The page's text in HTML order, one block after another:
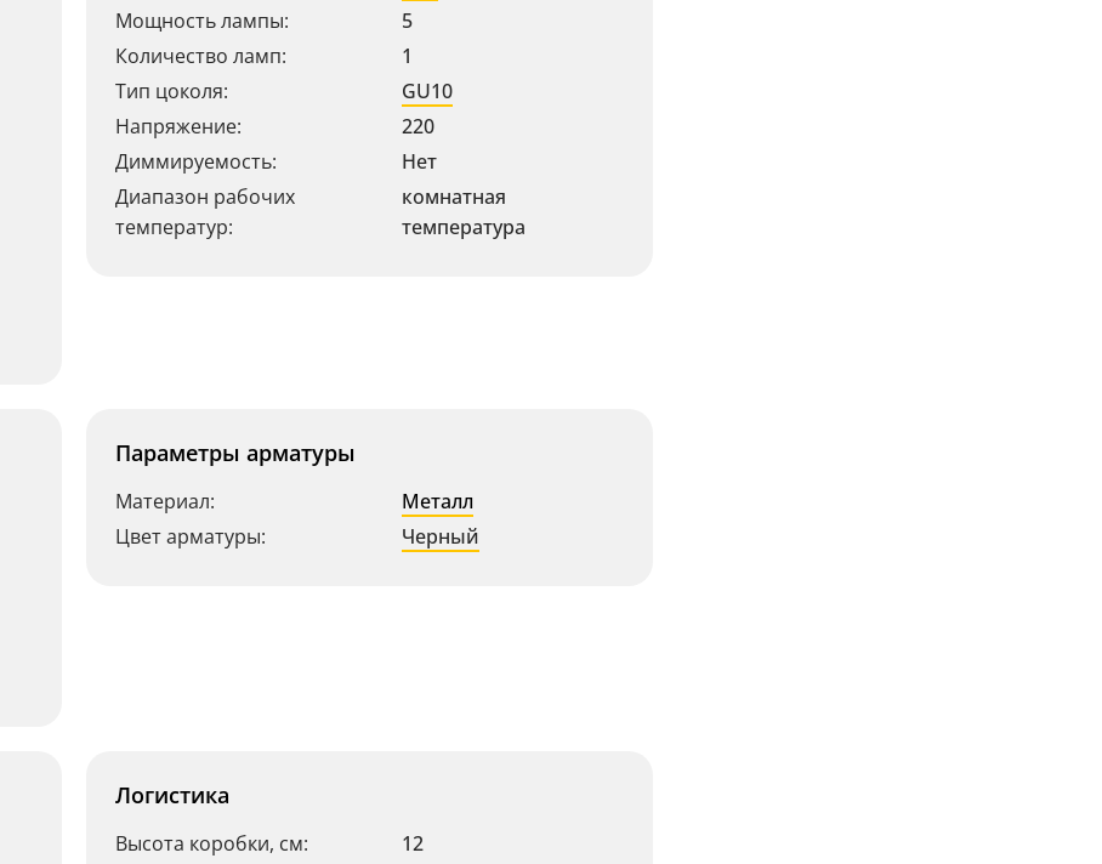
Мощность лампы:
5
Количество ламп:
1
Тип цоколя:
GU10
Напряжение:
220
Диммируемость:
Нет
Диапазон рабочих
температур:
комнатная
температура
Параметры арматуры
Материал:
Металл
Цвет арматуры:
Черный
Логистика
Высота коробки, см:
12